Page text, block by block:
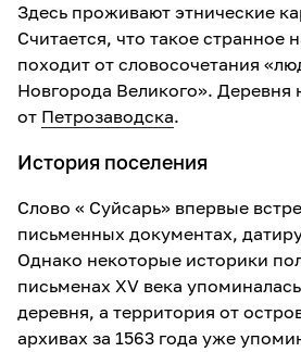
Здесь проживают этнические
Считается, что такое странное
походит от словосочетания
Новгорода Великого». Деревня
от Петрозаводска.
История поселения
Слово « Суйсарь» впервые
письменных документах,
Однако некоторые историки
письменах XV века
деревня, а территория от
архивах за 1563 года уже